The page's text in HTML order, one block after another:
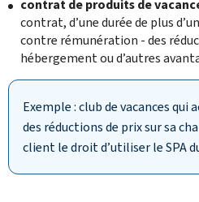
contrat de produits de
contrat, d’une durée de plus
contre rémunération - des
hébergement ou d’autres
Exemple : club de vacances qui
des réductions de prix sur sa
client le droit d’utiliser le SPA